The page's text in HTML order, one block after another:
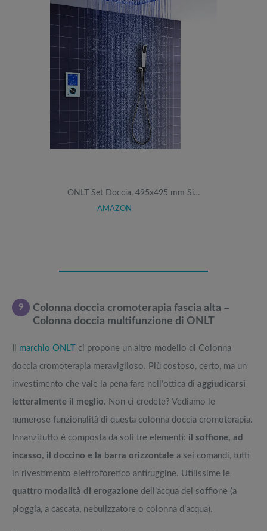
ONLT Set Doccia, 495x495 mm Si…
AMAZON
9
Colonna doccia cromoterapia fascia alta –
Colonna doccia multifunzione di ONLT
marchio ONLT ci propone un altro modello di Colonna
doccia cromoterapia meraviglioso. Più costoso, certo, ma un
investimento che vale la pena fare nell’ottica di aggiudicarsi
letteralmente il meglio. Non ci credete? Vediamo le
numerose funzionalità di questa colonna doccia cromoterapia.
Innanzitutto è composta da soli tre elementi: il soffione, ad
incasso, il doccino e la barra orizzontale a sei comandi, tutti
in rivestimento elettroforetico antiruggine. Utilissime le
quattro modalità di erogazione dell’acqua del soffione (a
pioggia, a cascata, nebulizzatore o colonna d’acqua).